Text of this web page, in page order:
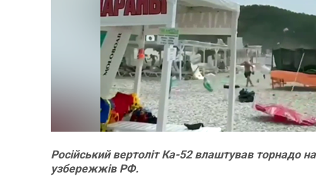
Російський вертоліт Ка-52 влаштував торнадо
узбережжів РФ.